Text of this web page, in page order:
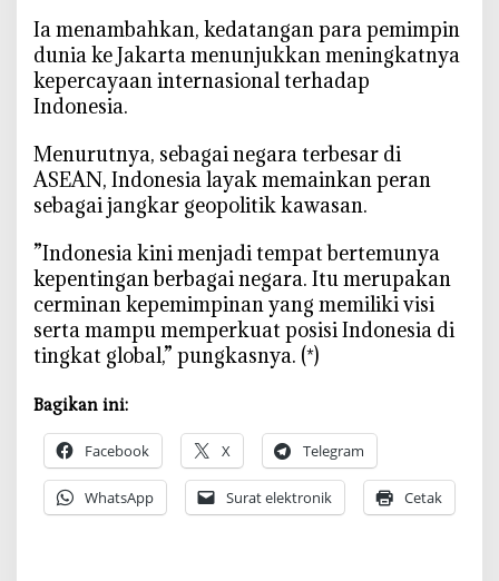
‎Ia menambahkan, kedatangan para pemimpin
dunia ke Jakarta menunjukkan meningkatnya
kepercayaan internasional terhadap
Indonesia.
‎Menurutnya, sebagai negara terbesar di
ASEAN, Indonesia layak memainkan peran
sebagai jangkar geopolitik kawasan.
‎”Indonesia kini menjadi tempat bertemunya
kepentingan berbagai negara. Itu merupakan
cerminan kepemimpinan yang memiliki visi
serta mampu memperkuat posisi Indonesia di
tingkat global,” pungkasnya. (*)
Bagikan ini:
Facebook X Telegram
WhatsApp Surat elektronik Cetak